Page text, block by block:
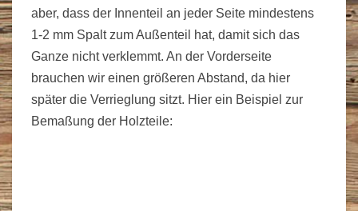
aber, dass der Innenteil an jeder Seite mindestens
1-2 mm Spalt zum Außenteil hat, damit sich das
Ganze nicht verklemmt. An der Vorderseite
brauchen wir einen größeren Abstand, da hier
später die Verrieglung sitzt. Hier ein Beispiel zur
Bemaßung der Holzteile: